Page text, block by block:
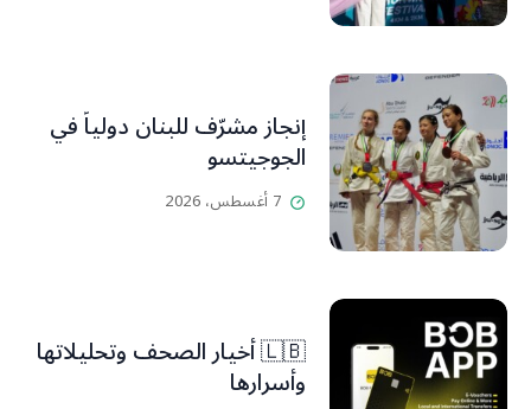
إنجاز مشرّف للبنان دولياً في
الجوجيتسو
7 أغسطس، 2026
🇱🇧 أخيار الصحف وتحليلاتها
وأسرارها